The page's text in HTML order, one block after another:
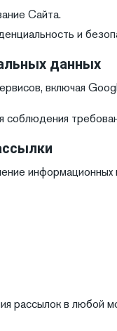
Сайта.
и
данных
включая
рассылок в любой